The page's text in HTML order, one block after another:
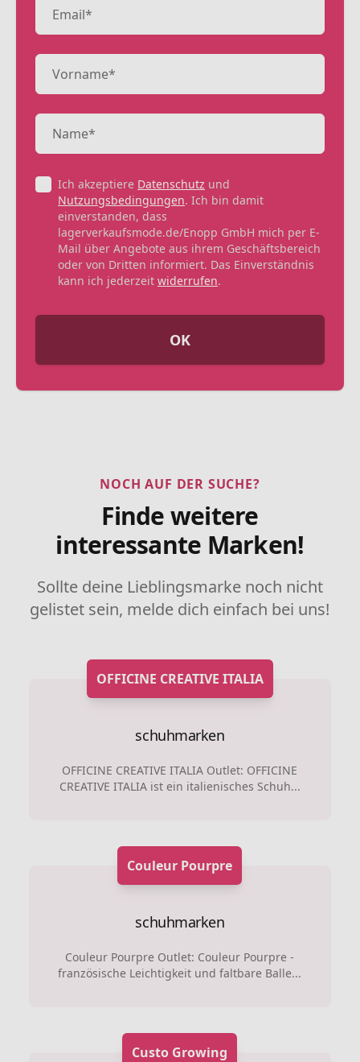
Ich akzeptiere Datenschutz und
Nutzungsbedingungen. Ich bin damit
einverstanden, dass
lagerverkaufsmode.de/Enopp GmbH mich per E-
Mail über Angebote aus ihrem Geschäftsbereich
oder von Dritten informiert. Das Einverständnis
kann ich jederzeit widerrufen.
OK
NOCH AUF DER SUCHE?
Finde weitere
interessante Marken!
Sollte deine Lieblingsmarke noch nicht
gelistet sein, melde dich einfach bei uns!
OFFICINE CREATIVE ITALIA
schuhmarken
OFFICINE CREATIVE ITALIA Outlet: OFFICINE
CREATIVE ITALIA ist ein italienisches Schuh...
Couleur Pourpre
schuhmarken
Couleur Pourpre Outlet: Couleur Pourpre -
französische Leichtigkeit und faltbare Balle...
Custo Growing